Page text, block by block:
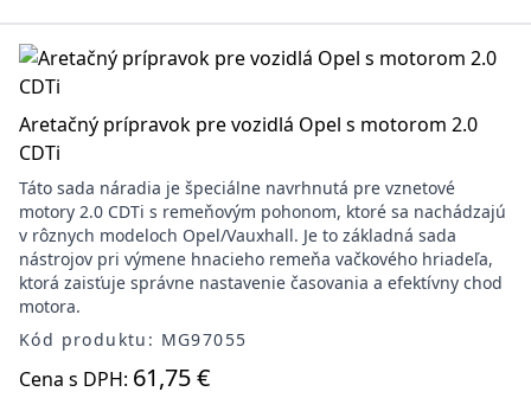
Aretačný prípravok pre vozidlá Opel s motorom 2.0
CDTi
Táto sada náradia je špeciálne navrhnutá pre vznetové
motory 2.0 CDTi s remeňovým pohonom, ktoré sa nachádzajú
v rôznych modeloch Opel/Vauxhall. Je to základná sada
nástrojov pri výmene hnacieho remeňa vačkového hriadeľa,
ktorá zaisťuje správne nastavenie časovania a efektívny chod
motora.
Kód produktu: MG97055
Cena s DPH: 61,75 €